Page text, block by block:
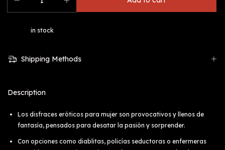
in stock
Shipping Methods
Description
Los disfraces eróticos para mujer son provocativos y llenos de
fantasía, pensados para desatar la pasión y sorprender.
Con opciones como diablitas, policías seductoras o enfermeras